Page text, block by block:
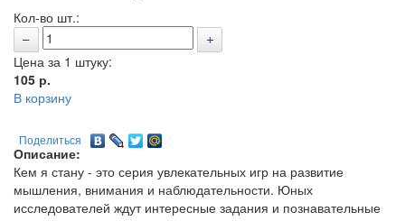
Кол-во шт.:
Цена за 1 штуку:
105 р.
В корзину
Поделиться
Описание:
Кем я стану - это серия увлекательных игр на развитие
мышления, внимания и наблюдательности. Юных
исследователей ждут интересные задания и познавательные